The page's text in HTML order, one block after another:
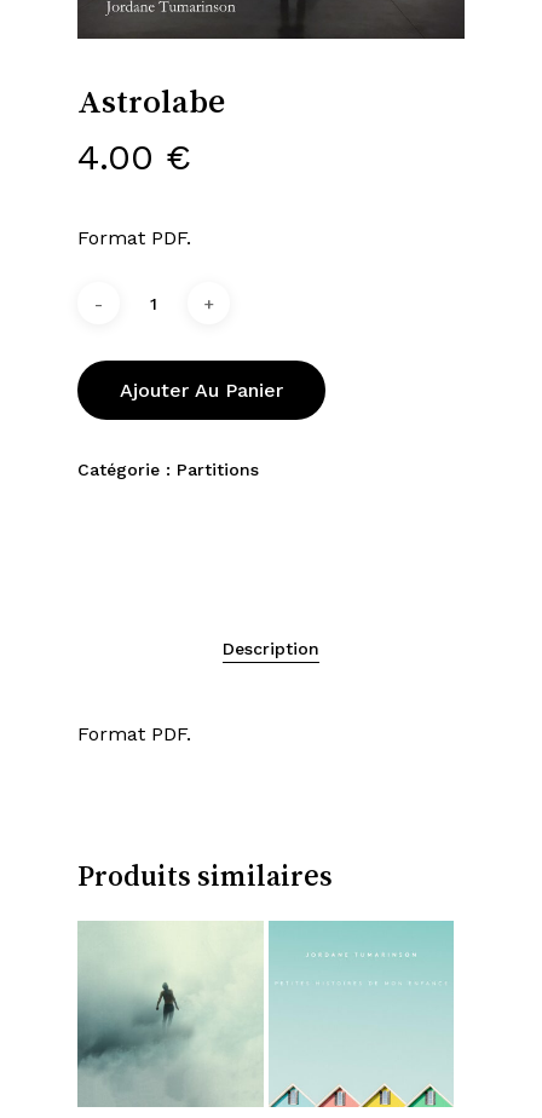
Astrolabe
4.00 €
Format PDF.
Ajouter Au Panier
Catégorie : Partitions
Description
Format PDF.
Produits similaires